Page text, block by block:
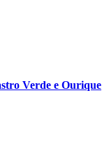
Verde e Ourique